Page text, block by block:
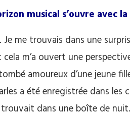
musical s’ouvre avec
me trouvais dans une
m’a ouvert une
amoureux d’une jeune
a été enregistrée dans les
dans une boîte de nuit.